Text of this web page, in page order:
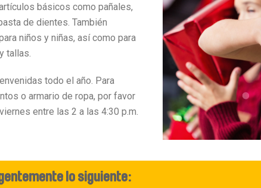
básicos como pañales,
de dientes. También
niños y niñas, así como para
tallas.
todo el año. Para
o armario de ropa, por favor
entre las 2 a las 4:30 p.m.
lo siguiente: